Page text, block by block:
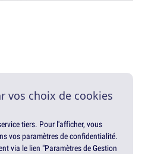
vos choix de cookies
tiers. Pour l'afficher, vous
vos paramètres de confidentialité.
via le lien "Paramètres de Gestion